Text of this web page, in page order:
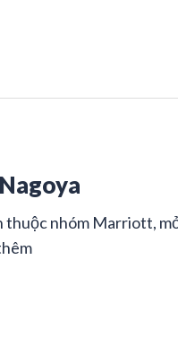
nhóm Marriott,